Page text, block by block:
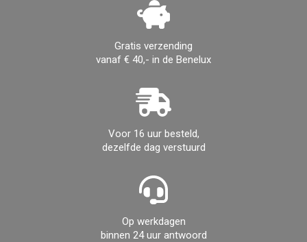
Gratis verzending
vanaf € 40,- in de Benelux
Voor 16 uur besteld,
dezelfde dag verstuurd
Op werkdagen
binnen 24 uur antwoord